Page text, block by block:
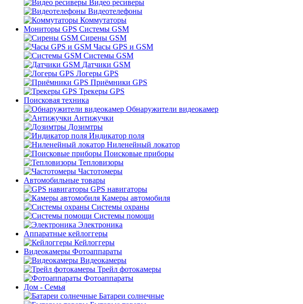
Видео ресиверы
Видеотелефоны
Коммутаторы
Мониторы GPS Системы GSM
Сирены GSM
Часы GPS и GSM
Системы GSM
Датчики GSM
Логеры GPS
Приёмники GPS
Трекеры GPS
Поисковая техника
Обнаружители видеокамер
Антижучки
Дозимтры
Индикатор поля
Ниленейный локатор
Поисковые приборы
Тепловизоры
Частотомеры
Автомобильные товары
GPS навигаторы
Камеры автомобиля
Системы охраны
Системы помощи
Электроника
Аппаратные кейлоггеры
Кейлоггеры
Видеокамеры Фотоаппараты
Видеокамеры
Трейл фотокамеры
Фотоаппараты
Дом - Семья
Батареи солнечные